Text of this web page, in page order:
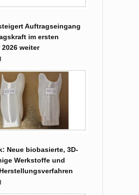
Auftragseingang
im ersten
2026 weiter
Neue biobasierte, 3D-
Werkstoffe und